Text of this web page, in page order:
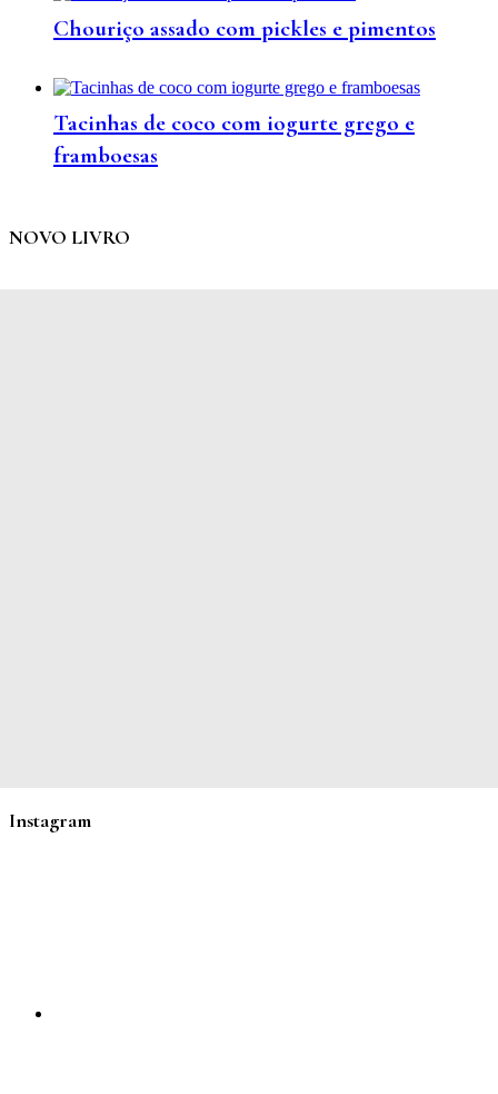
Chouriço assado com pickles e pimentos
Tacinhas de coco com iogurte grego e
framboesas
NOVO LIVRO
Instagram